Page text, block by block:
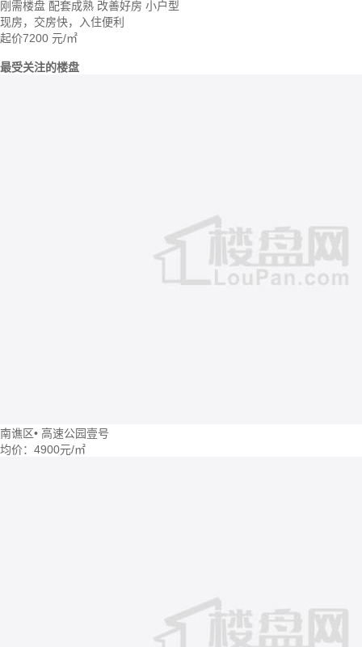
刚需楼盘 配套成熟 改善好房 小户型
现房，交房快，入住便利
起价7200 元/㎡
最受关注的楼盘
南谯区• 高速公园壹号
均价： 4900元/㎡